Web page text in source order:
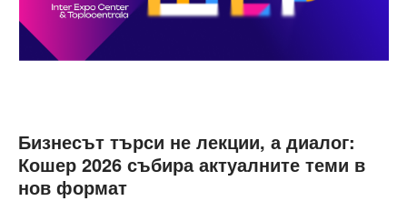
Бизнесът търси не лекции, а диалог:
Кошер 2026 събира актуалните теми в
нов формат